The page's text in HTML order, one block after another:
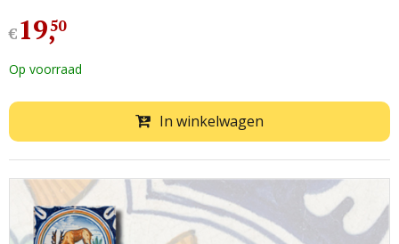
€19,
50
Op voorraad
In winkelwagen